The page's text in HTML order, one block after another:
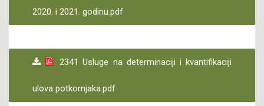
2020. i 2021. godinu.pdf
2341 Usluge na determinaciji i kvantifikaciji
ulova potkornjaka.pdf